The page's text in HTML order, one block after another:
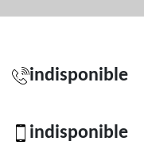
indisponible
indisponible